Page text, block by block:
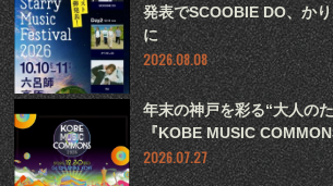
発表でSCOOBIE DO、か
に
2026.08.08
年末の神戸を彩る“大人の
『KOBE MUSIC
2026.07.27